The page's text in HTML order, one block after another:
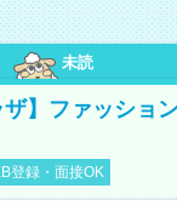
未読
ザ】ファッシ
登録・面接OK